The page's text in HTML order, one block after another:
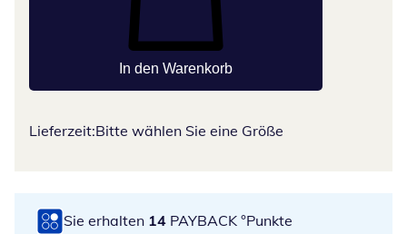
In den Warenkorb
Lieferzeit:Bitte wählen Sie eine Größe
Sie erhalten 14 PAYBACK °Punkte